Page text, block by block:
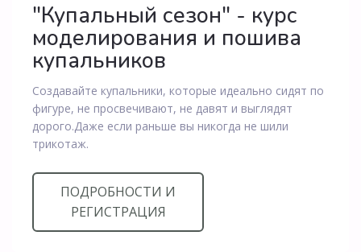
"Купальный сезон" - курс
моделирования и пошива
купальников
Создавайте купальники, которые идеально сидят по
фигуре, не просвечивают, не давят и выглядят
дорого.Даже если раньше вы никогда не шили
трикотаж.
ПОДРОБНОСТИ И
РЕГИСТРАЦИЯ